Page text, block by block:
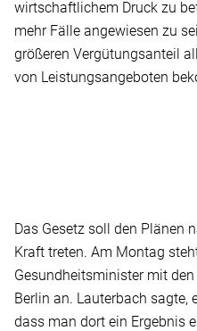
wirtschaftlichem Druck zu
mehr Fälle angewiesen zu
größeren Vergütungsanteil
von Leistungsangeboten
Das Gesetz soll den Plänen
Kraft treten. Am Montag
Gesundheitsminister mit
Berlin an. Lauterbach sagte,
dass man dort ein Ergebnis